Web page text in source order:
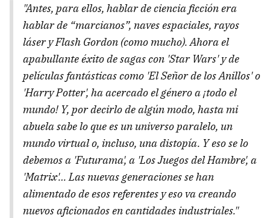
"Antes, para ellos, hablar de ciencia ficción era
hablar de “marcianos”, naves espaciales, rayos
láser y Flash Gordon (como mucho). Ahora el
apabullante éxito de sagas con 'Star Wars' y de
películas fantásticas como 'El Señor de los Anillos' o
'Harry Potter', ha acercado el género a ¡todo el
mundo! Y, por decirlo de algún modo, hasta mi
abuela sabe lo que es un universo paralelo, un
mundo virtual o, incluso, una distopía. Y eso se lo
debemos a 'Futurama', a 'Los Juegos del Hambre', a
'Matrix'… Las nuevas generaciones se han
alimentado de esos referentes y eso va creando
nuevos aficionados en cantidades industriales."